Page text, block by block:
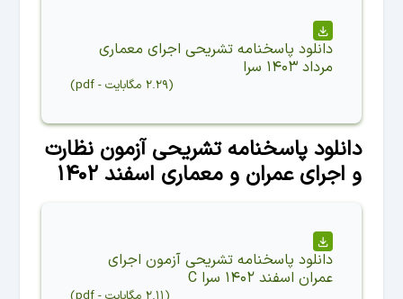
دانلود پاسخنامه تشریحی اجرای معماری
مرداد ۱۴۰۳ سرا
(۲.۲۹ مگابایت -
pdf
)
دانلود پاسخنامه تشریحی آزمون نظارت
و اجرای عمران و معماری اسفند ۱۴۰۲
دانلود پاسخنامه تشریحی آزمون اجرای
عمران اسفند ۱۴۰۲ سرا C